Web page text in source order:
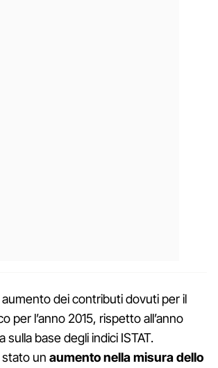
aumento dei contributi dovuti per il
per l’anno 2015, rispetto all’anno
sulla base degli indici ISTAT.
stato un aumento nella misura dello